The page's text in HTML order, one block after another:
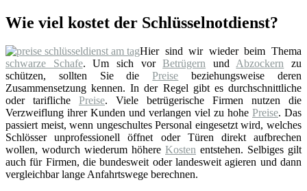
Wie viel kostet der Schlüsselnotdienst?
Hier sind wir wieder beim Thema
schwarze Schafe. Um sich vorBetrügern undAbzockern zu
schützen, sollten Sie diePreise beziehungsweise deren
Zusammensetzung kennen. In der Regel gibt es durchschnittliche
oder tarifliche Preise. Viele betrügerische Firmen nutzen die
Verzweiflung ihrer Kunden und verlangen viel zu hohe Preise. Das
passiert meist, wenn ungeschultes Personal eingesetzt wird, welches
Schlösser unprofessionell öffnet oder Türen direkt aufbrechen
wollen, wodurch wiederum höhere Kosten entstehen. Selbiges gilt
auch für Firmen, die bundesweit oder landesweit agieren und dann
vergleichbar lange Anfahrtswege berechnen.